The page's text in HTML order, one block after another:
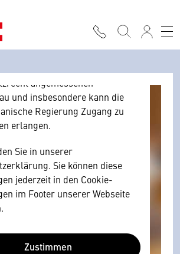
technische
und Nutzerverhalten
US-amerikanischen Anbietern
angemessenen
und insbesondere kann die
Regierung Zugang zu
erlangen.
Sie in unserer
Sie können diese
jederzeit in den Cookie-
im Footer unserer Webseite
Zustimmen